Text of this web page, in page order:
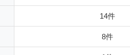
14件
8件